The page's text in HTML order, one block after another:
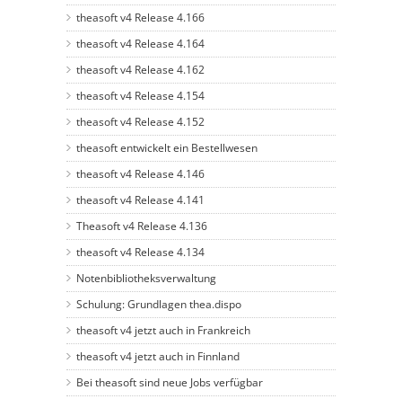
theasoft v4 Release 4.166
theasoft v4 Release 4.164
theasoft v4 Release 4.162
theasoft v4 Release 4.154
theasoft v4 Release 4.152
theasoft entwickelt ein Bestellwesen
theasoft v4 Release 4.146
theasoft v4 Release 4.141
Theasoft v4 Release 4.136
theasoft v4 Release 4.134
Notenbibliotheksverwaltung
Schulung: Grundlagen thea.dispo
theasoft v4 jetzt auch in Frankreich
theasoft v4 jetzt auch in Finnland
Bei theasoft sind neue Jobs verfügbar